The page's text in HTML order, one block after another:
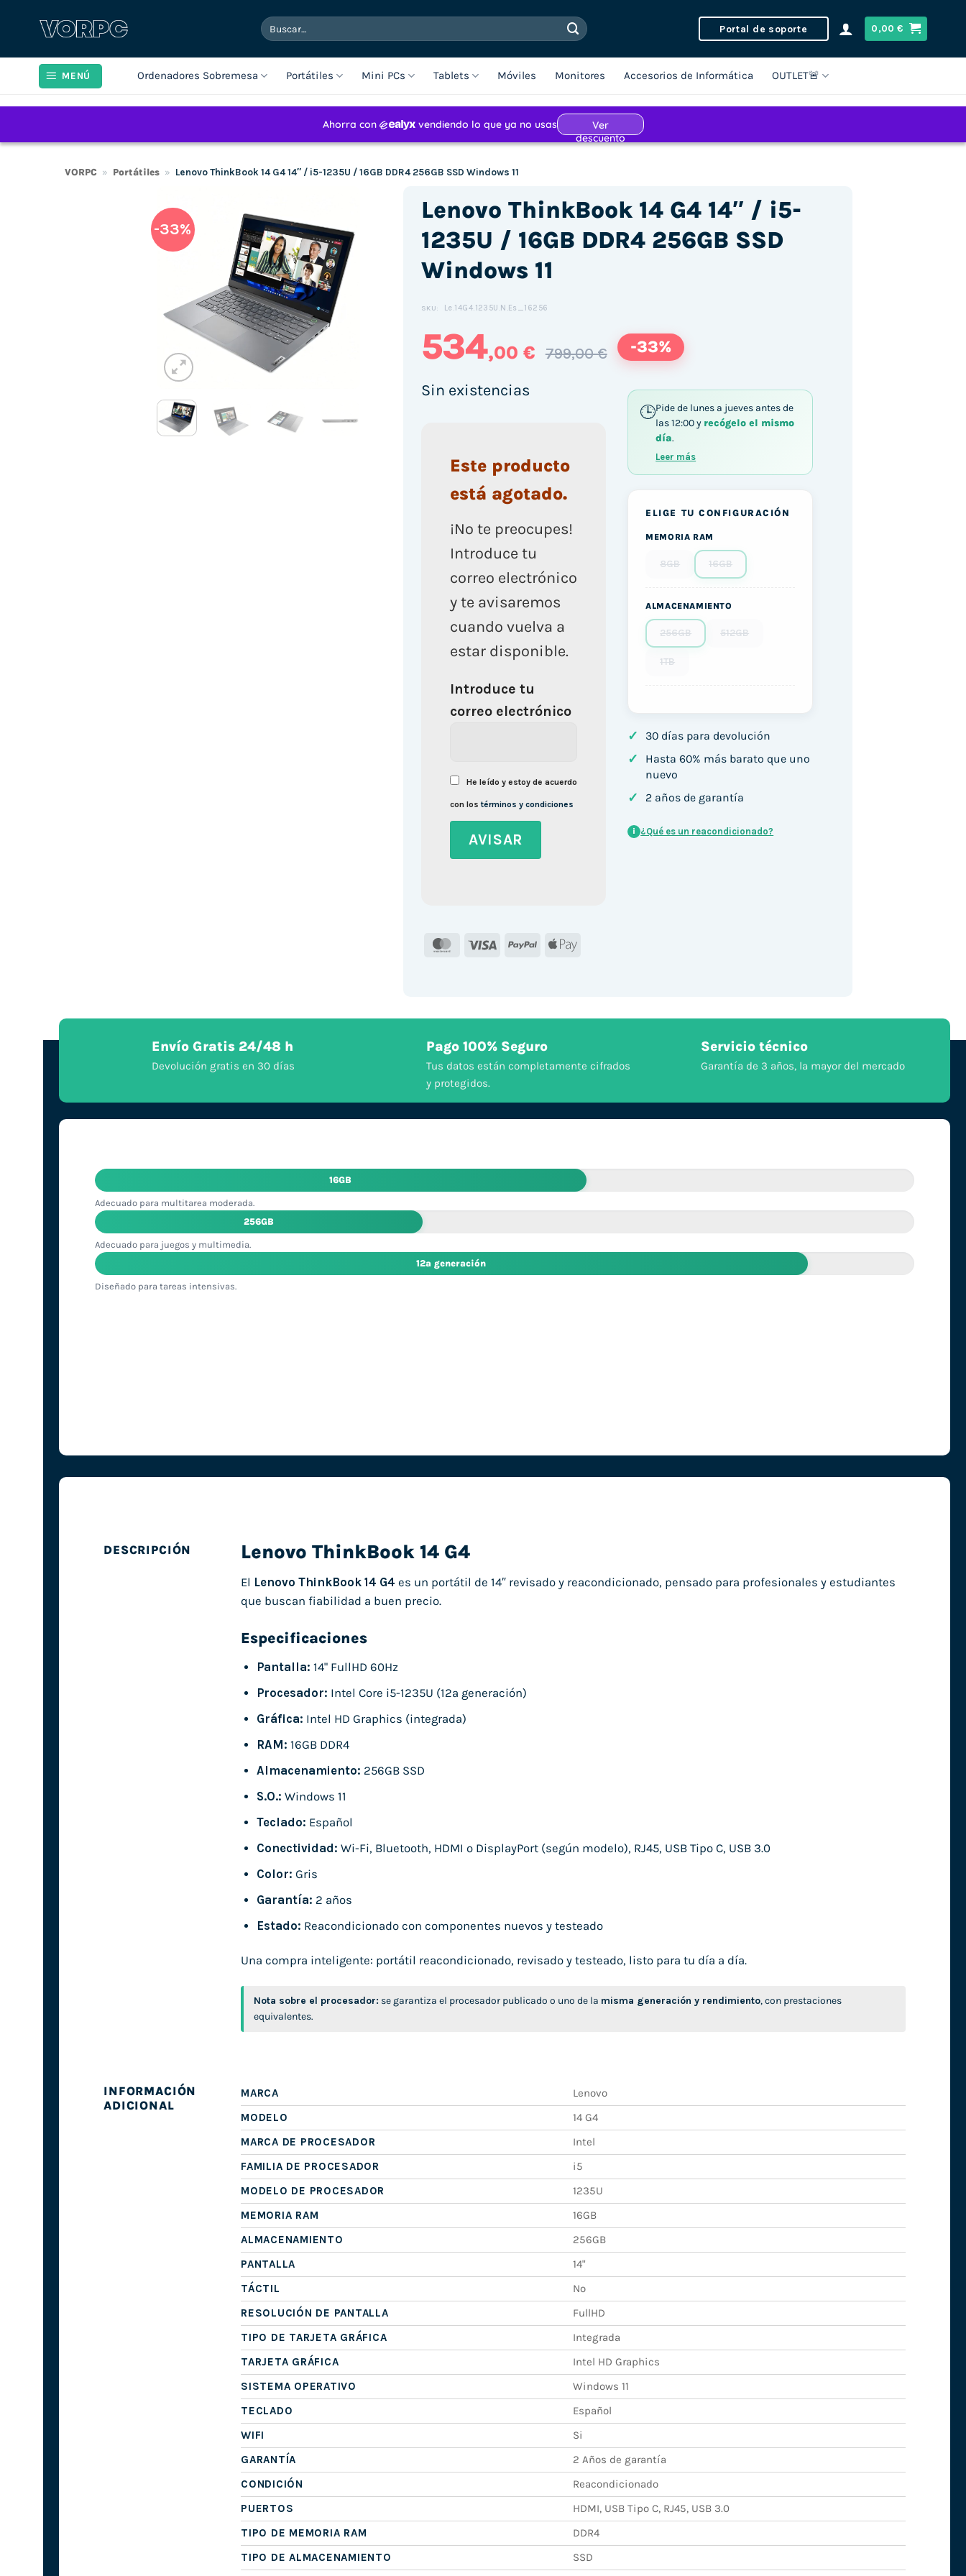
Buscar
por:
Portal de soporte 0,00€
MENÚ Ordenadores Sobremesa Portátiles Mini PCs Tablets Móviles Monitores Accesorios de Informática OUTLET🚨
VORPC » Portátiles » Lenovo ThinkBook 14 G4 14″ / i5-1235U / 16GB DDR4 256GB SSD Windows 11
-33%
Lenovo ThinkBook 14 G4 14″ / i5-
1235U / 16GB DDR4 256GB SSD
Windows 11
SKU: Le.14G4.1235U.N.Es_16256
534,00 € 799,00 € -33%
Sin existencias
Este producto
está agotado.
¡No te preocupes!
Introduce tu
correo electrónico
y te avisaremos
cuando vuelva a
estar disponible.
Introduce tu
correo electrónico
He leído y estoy de acuerdo
con lostérminos y condiciones
MasterCard
Visa PayPal Apple
Pide de lunes a jueves antes de
las 12:00 y recógelo el mismo
día.
Leer más
ELIGE TU CONFIGURACIÓN
MEMORIA RAM
8GB 16GB
ALMACENAMIENTO
256GB 512GB
1TB
✓ 30 días para devolución
✓
Hasta 60% más barato que uno
nuevo
✓ 2 años de garantía
i ¿Qué es un reacondicionado?
Envío Gratis 24/48 h
Devolución gratis en 30 días
Pago 100% Seguro
Tus datos están completamente cifrados
y protegidos.
Servicio técnico
Garantía de 3 años, la mayor del mercado
16GB
Adecuado para multitarea moderada.
256GB
Adecuado para juegos y multimedia.
12ª generación
Diseñado para tareas intensivas.
DESCRIPCIÓN Lenovo ThinkBook 14 G4
El Lenovo ThinkBook 14 G4 es un portátil de 14″ revisado y reacondicionado, pensado para profesionales y estudiantes
que buscan fiabilidad a buen precio.
Especificaciones
Pantalla: 14" FullHD 60Hz
Procesador: Intel Core i5-1235U (12ª generación)
Gráfica: Intel HD Graphics (integrada)
RAM: 16GB DDR4
Almacenamiento: 256GB SSD
S.O.: Windows 11
Teclado: Español
Conectividad: Wi-Fi, Bluetooth, HDMI o DisplayPort (según modelo), RJ45, USB Tipo C, USB 3.0
Color: Gris
Garantía: 2 años
Estado: Reacondicionado con componentes nuevos y testeado
Una compra inteligente: portátil reacondicionado, revisado y testeado, listo para tu día a día.
Nota sobre el procesador: se garantiza el procesador publicado o uno de la misma generación y rendimiento, con prestaciones
equivalentes.
INFORMACIÓN
ADICIONAL
MARCA
Lenovo
MODELO
14 G4
MARCA DE PROCESADOR
Intel
FAMILIA DE PROCESADOR
i5
MODELO DE PROCESADOR
1235U
MEMORIA RAM
16GB
ALMACENAMIENTO
256GB
PANTALLA
14"
TÁCTIL
No
RESOLUCIÓN DE PANTALLA
FullHD
TIPO DE TARJETA GRÁFICA
Integrada
TARJETA GRÁFICA
Intel HD Graphics
SISTEMA OPERATIVO
Windows 11
TECLADO
Español
WIFI
Si
GARANTÍA
2 Años de garantía
CONDICIÓN
Reacondicionado
PUERTOS
HDMI, USB Tipo C, RJ45, USB 3.0
TIPO DE MEMORIA RAM
DDR4
TIPO DE ALMACENAMIENTO
SSD